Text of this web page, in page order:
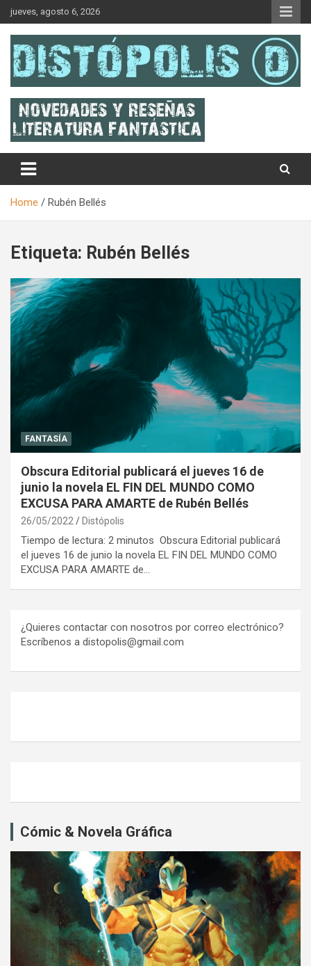
Skip
to
content
jueves, agosto 6, 2026
Distópolis
Home Rubén Bellés
Etiqueta: Rubén Bellés
FANTASÍA
Obscura Editorial publicará el jueves 16 de
junio la novela EL FIN DEL MUNDO COMO
EXCUSA PARA AMARTE de Rubén Bellés
26/05/2022 Distópolis
Tiempo de lectura: 2 minutos Obscura Editorial publicará
el jueves 16 de junio la novela EL FIN DEL MUNDO COMO
EXCUSA PARA AMARTE de…
¿Quieres contactar con nosotros por correo electrónico?
Escríbenos a distopolis@gmail.com
Cómic & Novela Gráfica